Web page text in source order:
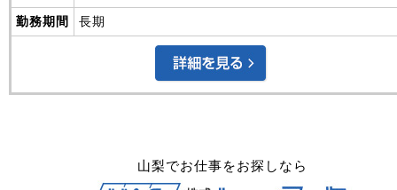
山梨でお仕事をお探しなら